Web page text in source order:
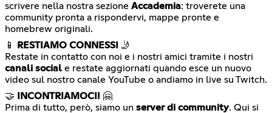
scrivere nella nostra sezione Accademia: troverete una
community pronta a rispondervi, mappe pronte e
homebrew originali.
📱
RESTIAMO CONNESSI 🤳
Restate in contatto con noi e i nostri amici tramite i nostri
canali social e restate aggiornati quando esce un nuovo
video sul nostro canale YouTube o andiamo in live su Twitch.
🤝
INCONTRIAMOCI! 🤗
Prima di tutto, però, siamo un server di community. Qui si